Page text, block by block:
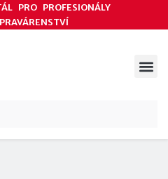
PRO PROFESIONÁLY